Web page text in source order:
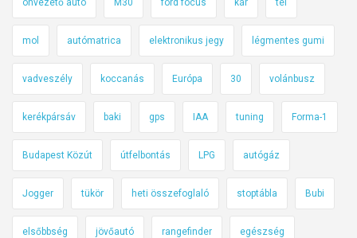
mol autómatrica elektronikus jegy légmentes gumi
vadveszély koccanás Európa 30 volánbusz
kerékpársáv baki gps IAA tuning Forma-1
Budapest Közút útfelbontás LPG autógáz
Jogger tükör heti összefoglaló stoptábla Bubi
elsőbbség jövőautó rangefinder egészség